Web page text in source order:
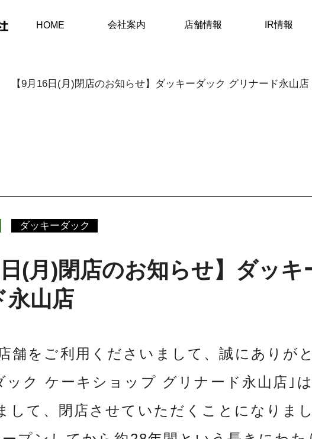
HOME 会社案内 店舗情報 IR情報
【9月16日(月)閉店のお知らせ】ダッキーダック グリナード永山店
ダッキーダック
日(月)閉店のお知らせ】ダッ
永山店
舗をご利用くださいまして、誠にありが
ック ケーキショップ グリナード永山店｣
して、閉店させていただくことになりまし